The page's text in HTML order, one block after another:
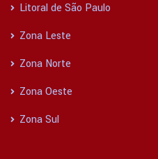
Litoral de São Paulo
Zona Leste
Zona Norte
Zona Oeste
Zona Sul